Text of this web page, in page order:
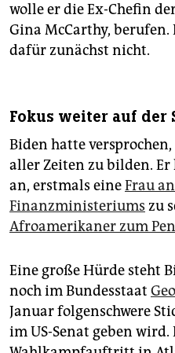
wolle er die Ex-Chefin
Gina McCarthy, berufen.
dafür zunächst nicht.
Fokus weiter auf der
Biden hatte
aller Zeiten zu bilden.
an, erstmals eineFrau
Finanzministeriums zu
Afroamerikaner zum
Eine große Hürde steht
noch im Bundesstaat
Januar folgenschwere
im US-Senat geben wird.